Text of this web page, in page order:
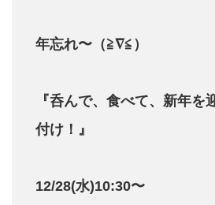
年忘れ〜（≧∇≦）
『呑んで、食べて、新年を
付け！』
12/28(水)10:30〜